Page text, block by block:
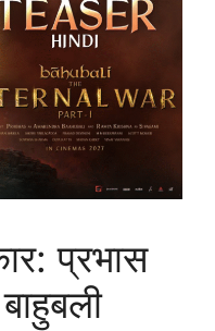
प्रभास